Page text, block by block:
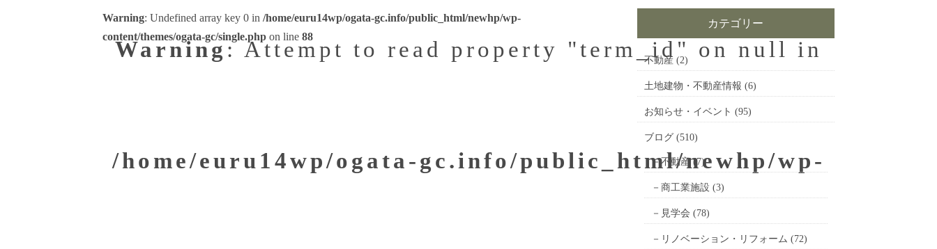
Warning : Attempt to read property "term_id" on null in
/home/euru14wp/ogata-gc.info/public_html/newhp/wp-
Warning: Undefined array key 0 in /home/euru14wp/ogata-gc.info/public_html/newhp/wp-
content/themes/ogata-gc/single.php on line 88
カテゴリー
不動産(2)
土地建物・不動産情報 (6)
お知らせ・イベント (95)
ブログ(510)
不動産 (7)
商工業施設 (3)
見学会 (78)
リノベーション・リフォーム (72)